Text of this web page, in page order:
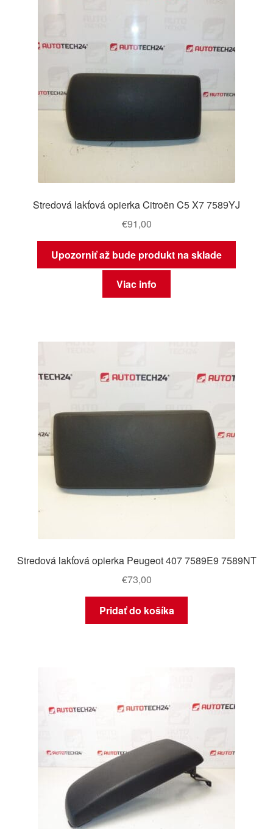
Stredová lakťová opierka Citroën C5 X7 7589YJ
€91,00
Upozorniť až bude produkt na sklade
Viac info
Stredová lakťová opierka Peugeot 407 7589E9 7589NT
€73,00
Pridať do košíka